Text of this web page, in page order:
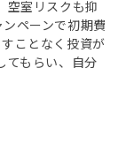
空室リスクも抑
ペーンで初期費
ことなく投資が
てもらい、自分